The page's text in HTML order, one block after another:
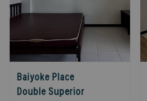
Baiyoke Place
Double Superior